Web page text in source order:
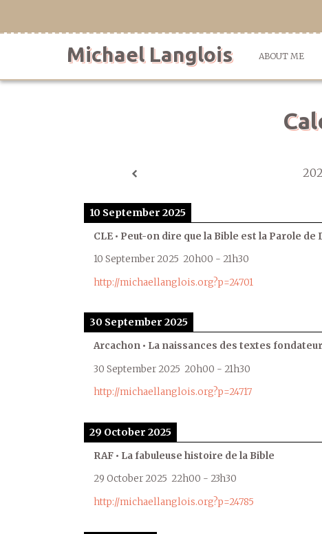
Michael Langlois ABOUT ME
10 September 2025
CLE • Peut-on dire que la Bible est la Parole de
10 September 2025 20h00 - 21h30
http://michaellanglois.org?p=24701
30 September 2025
Arcachon • La naissances des textes
30 September 2025 20h00 - 21h30
http://michaellanglois.org?p=24717
29 October 2025
RAF • La fabuleuse histoire de la Bible
29 October 2025 22h00 - 23h30
http://michaellanglois.org?p=24785